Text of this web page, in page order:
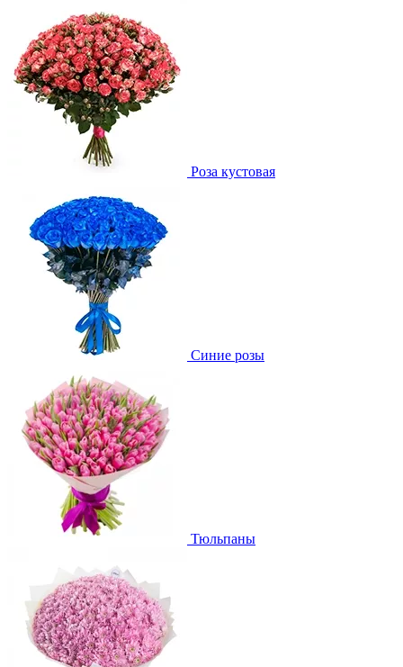
Роза кустовая
Синие розы
Тюльпаны